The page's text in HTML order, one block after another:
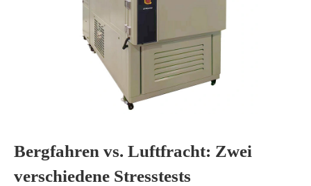
Bergfahren vs. Luftfracht: Zwei
verschiedene Stresstests